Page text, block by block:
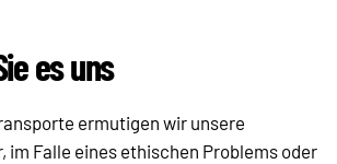
es uns
ermutigen wir unsere
im Falle eines ethischen Problems oder